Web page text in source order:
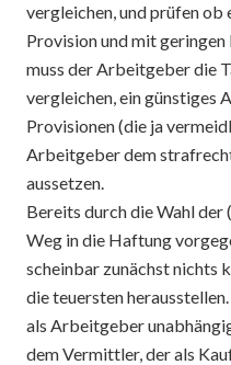
vergleichen, und prüfen ob
Provision und mit
muss der Arbeitgeber die
vergleichen, ein günstiges
Provisionen (die ja
Arbeitgeber dem
aussetzen.
Bereits durch die Wahl
Weg in die Haftung
scheinbar zunächst nichts
die teuersten
als Arbeitgeber
dem Vermittler, der als